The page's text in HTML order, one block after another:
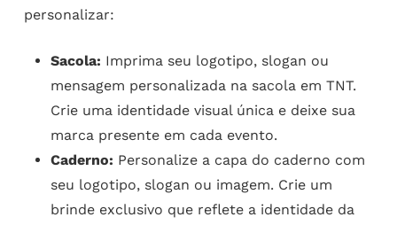
personalizar:
Sacola: Imprima seu logotipo, slogan ou
mensagem personalizada na sacola em TNT.
Crie uma identidade visual única e deixe sua
marca presente em cada evento.
Caderno: Personalize a capa do caderno com
seu logotipo, slogan ou imagem. Crie um
brinde exclusivo que reflete a identidade da